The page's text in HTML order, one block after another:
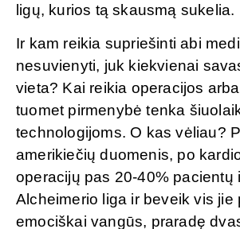
ligų, kurios tą skausmą sukelia.
Ir kam reikia supriešinti abi
nesuvienyti, juk kiekvienai
vieta? Kai reikia operacijos
tuomet pirmenybė tenka
technologijoms. O kas vėliau?
amerikiečių duomenis, po
operacijų pas 20-40% pacientų
Alcheimerio liga ir beveik vis jie
emociškai vangūs, praradę